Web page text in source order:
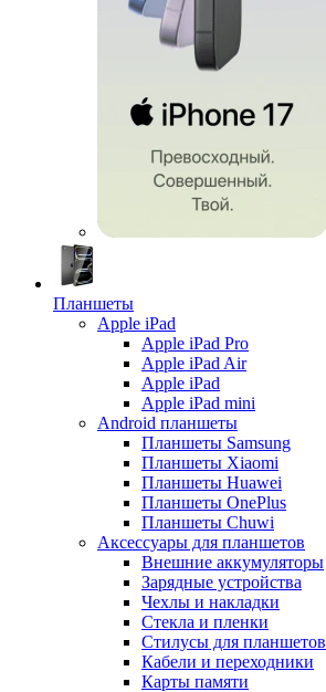
Планшеты
Apple iPad
Apple iPad Pro
Apple iPad Air
Apple iPad
Apple iPad mini
Android планшеты
Планшеты Samsung
Планшеты Xiaomi
Планшеты Huawei
Планшеты OnePlus
Планшеты Chuwi
Аксессуары для планшетов
Внешние аккумуляторы
Зарядные устройства
Чехлы и накладки
Стекла и пленки
Стилусы для планшетов
Кабели и переходники
Карты памяти